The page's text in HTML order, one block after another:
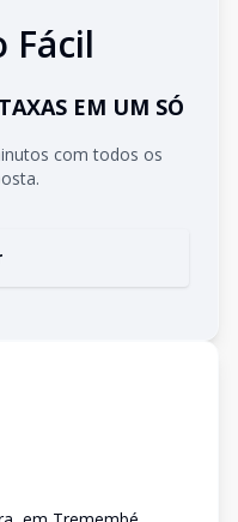
Fácil
EM UM SÓ
com todos os